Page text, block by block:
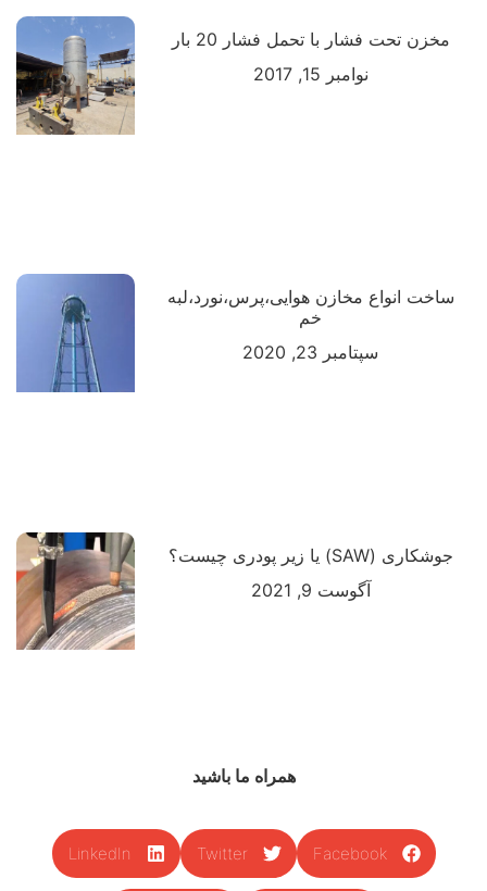
مخزن تحت فشار با تحمل فشار 20 بار
نوامبر 15, 2017
ساخت انواع مخازن هوایی،پرس،نورد،لبه
خم
سپتامبر 23, 2020
جوشکاری (SAW) یا زیر پودری چیست؟
آگوست 9, 2021
همراه ما باشید
Facebook
Twitter
LinkedIn